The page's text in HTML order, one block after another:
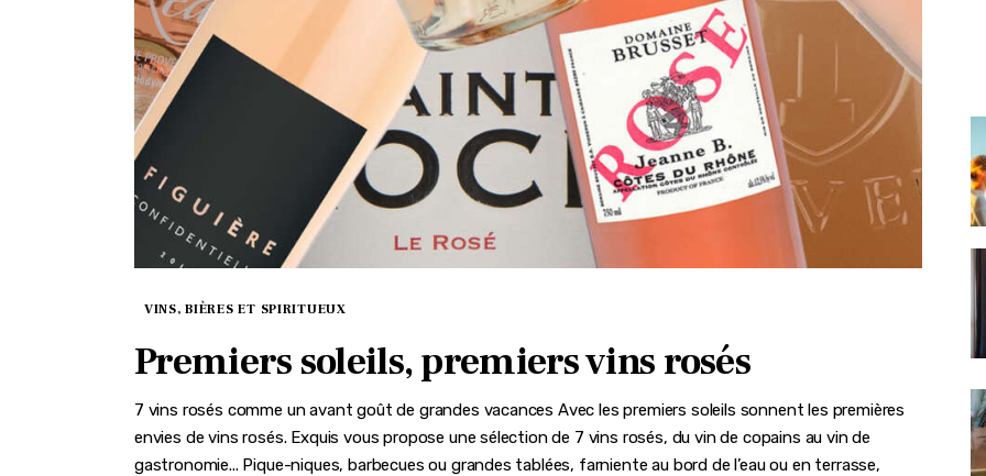
VINS, BIÈRES ET SPIRITUEUX
Premiers soleils, premiers vins rosés
7 vins rosés comme un avant goût de grandes vacances Avec les premiers soleils sonnent les premières
envies de vins rosés. Exquis vous propose une sélection de 7 vins rosés, du vin de copains au vin de
gastronomie... Pique-niques, barbecues ou grandes tablées, farniente au bord de l’eau ou en terrasse,